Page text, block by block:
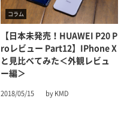
コラム
【日本未発売！HUAWEI P20 P
Roレビュー Part12】iPhone X
と見比べてみた＜外観レビュ
ー編＞
2018/05/15 by KMD